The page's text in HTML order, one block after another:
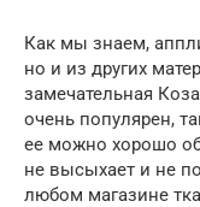
Как мы знаем,
но и из других
замечательная
очень популярен,
ее можно хорошо
не высыхает и не
любом магазине